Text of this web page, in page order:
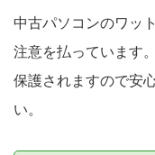
中古パソコンのワッ
注意を払っています
保護されますので安
い。